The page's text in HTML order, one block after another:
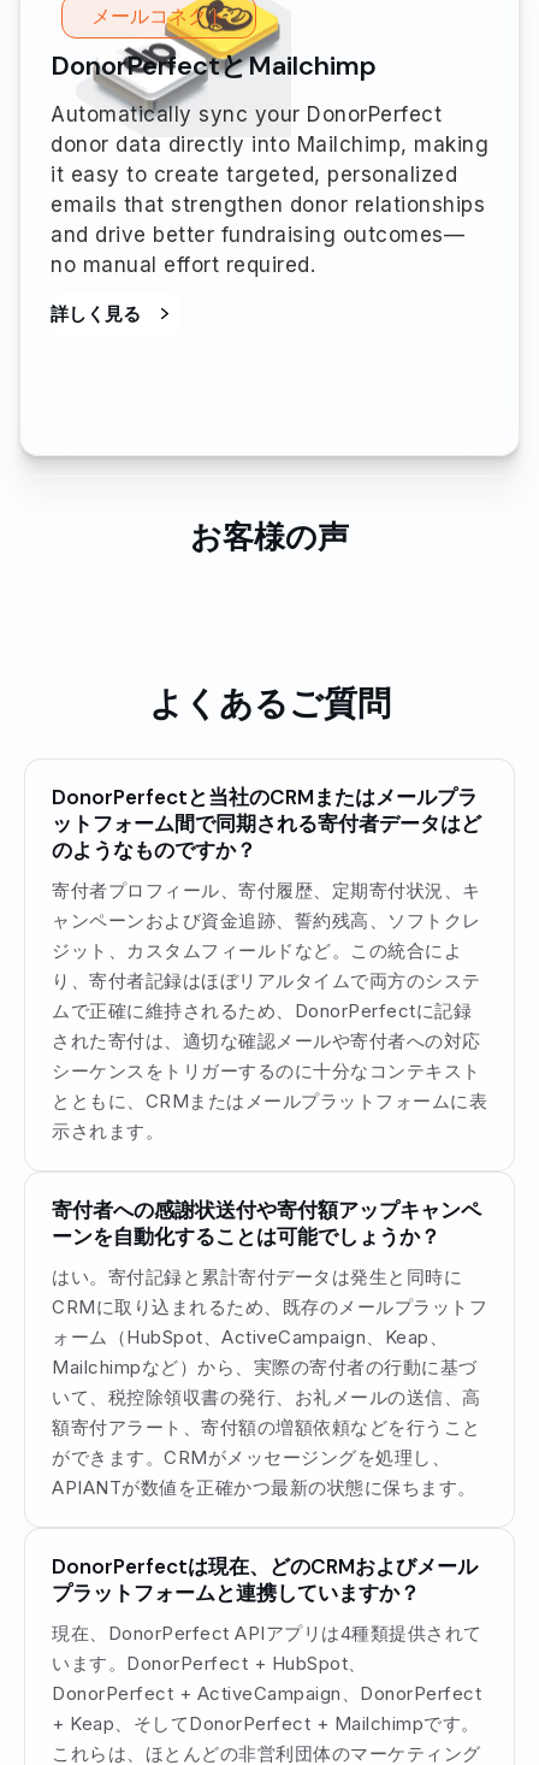
メールコネクト
DonorPerfectとMailchimp
Automatically sync your DonorPerfect
donor data directly into Mailchimp, making
it easy to create targeted, personalized
emails that strengthen donor relationships
and drive better fundraising outcomes—
no manual effort required.
詳しく見る
お客様の声
よくあるご質問
DonorPerfectと当社のCRMまたはメールプラ
ットフォーム間で同期される寄付者データはど
のようなものですか？
寄付者プロフィール、寄付履歴、定期寄付状況、キ
ャンペーンおよび資金追跡、誓約残高、ソフトクレ
ジット、カスタムフィールドなど。この統合によ
り、寄付者記録はほぼリアルタイムで両方のシステ
ムで正確に維持されるため、DonorPerfectに記録
された寄付は、適切な確認メールや寄付者への対応
シーケンスをトリガーするのに十分なコンテキスト
とともに、CRMまたはメールプラットフォームに表
示されます。
寄付者への感謝状送付や寄付額アップキャンペ
ーンを自動化することは可能でしょうか？
はい。寄付記録と累計寄付データは発生と同時に
CRMに取り込まれるため、既存のメールプラットフ
ォーム（HubSpot、ActiveCampaign、Keap、
Mailchimpなど）から、実際の寄付者の行動に基づ
いて、税控除領収書の発行、お礼メールの送信、高
額寄付アラート、寄付額の増額依頼などを行うこと
ができます。CRMがメッセージングを処理し、
APIANTが数値を正確かつ最新の状態に保ちます。
DonorPerfectは現在、どのCRMおよびメール
プラットフォームと連携していますか？
現在、DonorPerfect APIアプリは4種類提供されて
います。DonorPerfect + HubSpot、
DonorPerfect + ActiveCampaign、DonorPerfect
+ Keap、そしてDonorPerfect + Mailchimpです。
これらは、ほとんどの非営利団体のマーケティング